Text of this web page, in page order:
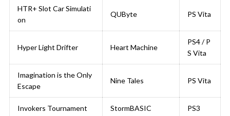
HTR+ Slot Car Simulati
on
QUByte PS Vita
Hyper Light Drifter Heart Machine
PS4 / P
S Vita
Imagination is the Only
Escape
Nine Tales PS Vita
Invokers Tournament StormBASIC PS3